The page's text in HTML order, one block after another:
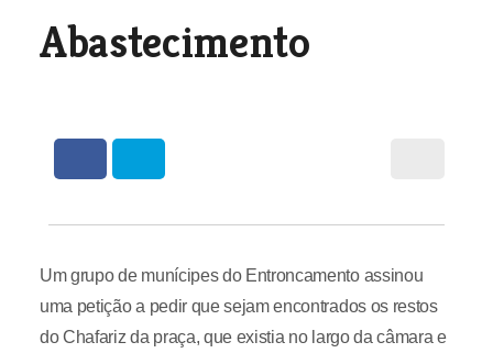
Abastecimento
Um grupo de munícipes do Entroncamento assinou
uma petição a pedir que sejam encontrados os restos
do Chafariz da praça, que existia no largo da câmara e